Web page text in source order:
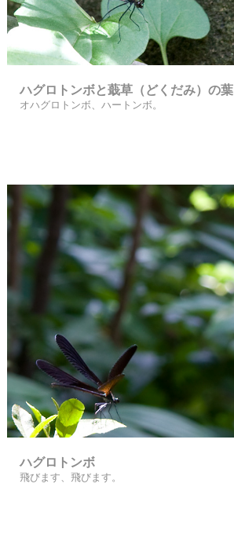
ハグロトンボと蕺草（どくだみ）の葉
オハグロトンボ、ハートンボ。
ハグロトンボ
飛びます、飛びます。